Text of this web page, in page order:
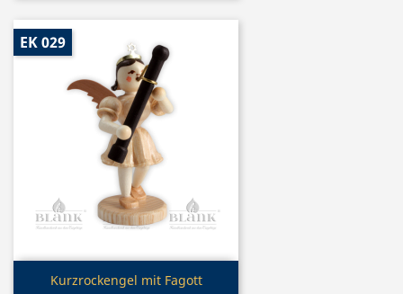
Vorschau
Kurzrockengel mit Fagott
EK 029